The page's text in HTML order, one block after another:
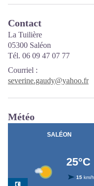
Contact
La Tuilière
05300 Saléon
Tél. 06 09 47 07 77
Courriel :
severine.gaudy@yahoo.fr
Météo